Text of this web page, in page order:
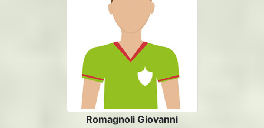
Romagnoli Giovanni